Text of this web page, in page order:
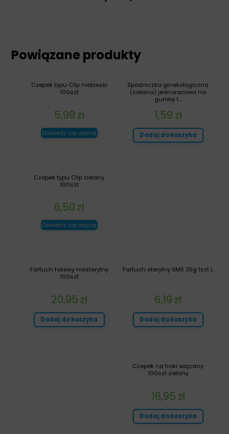
Powiązane produkty
Spódniczka ginekologiczna
(zielona) jednorazowa na
gumkę 1...
1,59 zł
Dodaj do koszyka
Czepek typu Clip niebieski
100szt
5,99 zł
Dowiedz się więcej
Czepek typu Clip zielony
100szt
6,50 zł
Dowiedz się więcej
Fartuch sterylny SMS 35g 1szt L
6,19 zł
Dodaj do koszyka
Fartuch foliowy niesterylny
100szt
20,95 zł
Dodaj do koszyka
Czepek na troki wiązany
100szt zielony
16,95 zł
Dodaj do koszyka